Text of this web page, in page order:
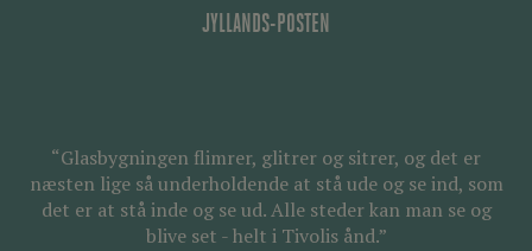
JYLLANDS-POSTEN
“Glasbygningen flimrer, glitrer og sitrer, og det er
næsten lige så underholdende at stå ude og se ind, som
det er at stå inde og se ud. Alle steder kan man se og
blive set - helt i Tivolis ånd.”